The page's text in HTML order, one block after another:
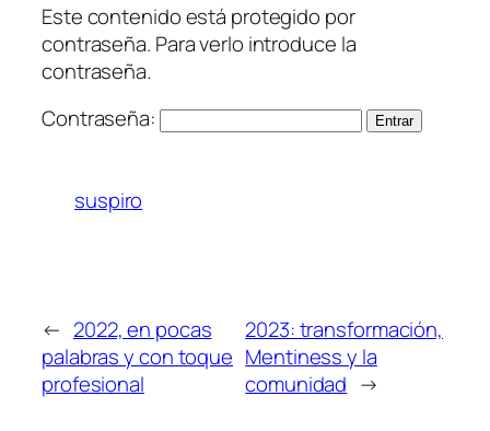
Este contenido está protegido por
contraseña. Para verlo introduce la
contraseña.
Contraseña:
suspiro
← 2022, en pocas
palabras y con toque
profesional
2023: transformación,
Mentiness y la
comunidad →